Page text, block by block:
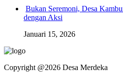
Bukan Seremoni, Desa
dengan Aksi
Januari 15, 2026
Copyright @2026 Desa Merdeka